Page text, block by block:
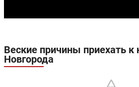
Веские причины приехать
Новгорода